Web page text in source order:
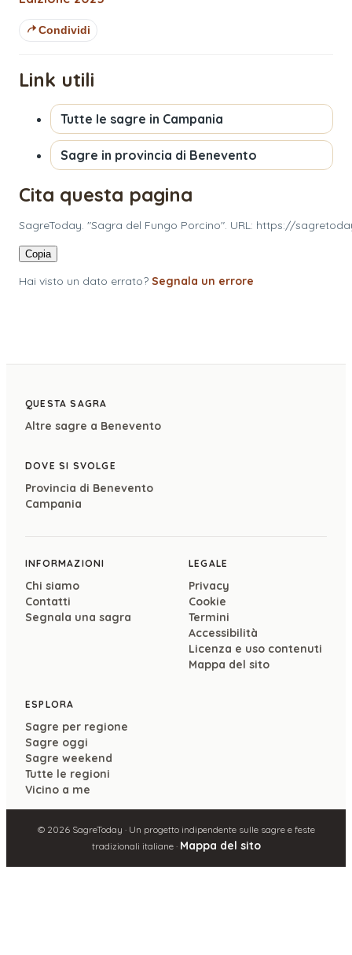
Condividi
Link utili
Tutte le sagre in Campania
Sagre in provincia di Benevento
Cita questa pagina
SagreToday. "Sagra del Fungo Porcino". URL: https://
Copia
Hai visto un dato errato? Segnala un errore
QUESTA SAGRA
Altre sagre a Benevento
DOVE SI SVOLGE
Provincia di Benevento
Campania
INFORMAZIONI
Chi siamo
Contatti
Segnala una sagra
LEGALE
Privacy
Cookie
Termini
Accessibilità
Licenza e uso contenuti
Mappa del sito
ESPLORA
Sagre per regione
Sagre oggi
Sagre weekend
Tutte le regioni
Vicino a me
© 2026SagreToday · Un progetto indipendente sulle sagre e feste
tradizionali italiane · Mappa del sito